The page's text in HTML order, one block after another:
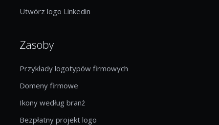
Utwórz logo Linkedin
Zasoby
Przykłady logotypów firmowych
Domeny firmowe
Ikony według branż
Bezpłatny projekt logo